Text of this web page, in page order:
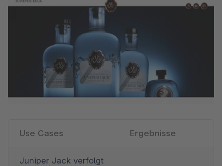
Use Cases Ergebnisse
Juniper Jack verfolgt